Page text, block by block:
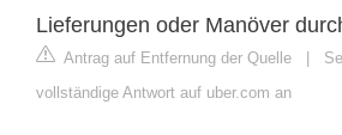
Lieferungen oder Manöver
Antrag auf Entfernung der Quelle
vollständige Antwort auf uber.com an